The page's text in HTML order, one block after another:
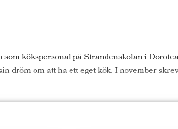
kökspersonal på Strandenskolan i
dröm om att ha ett eget kök. I november